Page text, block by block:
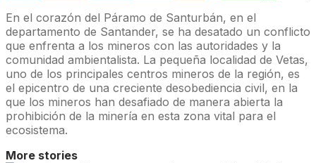
En el corazón del Páramo de Santurbán, en el
departamento de Santander, se ha desatado un conflicto
que enfrenta a los mineros con las autoridades y la
comunidad ambientalista. La pequeña localidad de Vetas,
uno de los principales centros mineros de la región, es
el epicentro de una creciente desobediencia civil, en la
que los mineros han desafiado de manera abierta la
prohibición de la minería en esta zona vital para el
ecosistema.
More stories